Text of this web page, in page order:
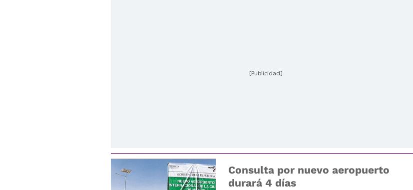
[Publicidad]
Consulta por nuevo aeropuerto
durará 4 días